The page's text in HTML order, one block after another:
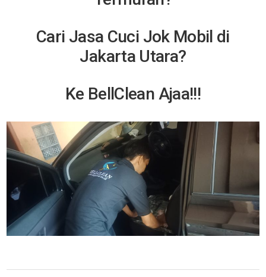
Cari Jasa Cuci Jok Mobil di
Jakarta Utara?
Ke BellClean Ajaa!!!